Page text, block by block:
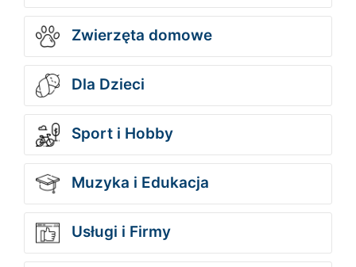
Zwierzęta domowe
Dla Dzieci
Sport i Hobby
Muzyka i Edukacja
Usługi i Firmy